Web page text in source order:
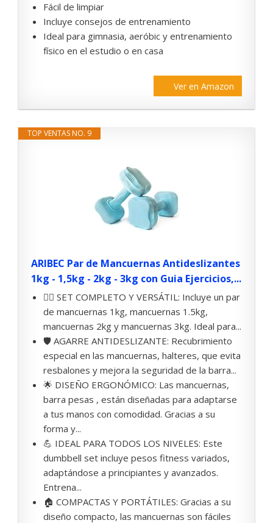
Fácil de limpiar
Incluye consejos de entrenamiento
Ideal para gimnasia, aeróbic y entrenamiento
físico en el estudio o en casa
Ver en Amazon
TOP VENTAS NO. 9
ARIBEC Par de Mancuernas Antideslizantes
1kg - 1,5kg - 2kg - 3kg con Guia Ejercicios,...
🏋️‍♂️ SET COMPLETO Y VERSÁTIL: Incluye un par
de mancuernas 1kg, mancuernas 1.5kg,
mancuernas 2kg y mancuernas 3kg. Ideal para...
🛡️ AGARRE ANTIDESLIZANTE: Recubrimiento
especial en las mancuernas, halteres, que evita
resbalones y mejora la seguridad de la barra...
🌟 DISEÑO ERGONÓMICO: Las mancuernas,
barra pesas , están diseñadas para adaptarse
a tus manos con comodidad. Gracias a su
forma y...
💪 IDEAL PARA TODOS LOS NIVELES: Este
dumbbell set incluye pesos fitness variados,
adaptándose a principiantes y avanzados.
Entrena...
🏠 COMPACTAS Y PORTÁTILES: Gracias a su
diseño compacto, las mancuernas son fáciles